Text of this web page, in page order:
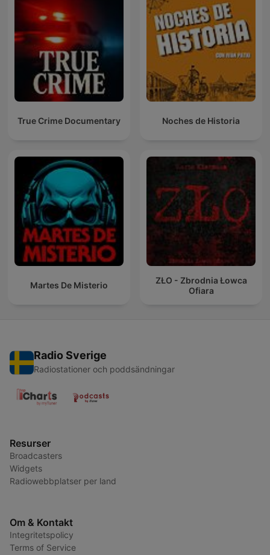
True Crime Documentary Noches de Historia
Martes De Misterio
ZŁO - Zbrodnia Łowca
Ofiara
Radio Sverige
Radiostationer och poddsändningar
Resurser
Broadcasters
Widgets
Radiowebbplatser per land
Om & Kontakt
Integritetspolicy
Terms of Service